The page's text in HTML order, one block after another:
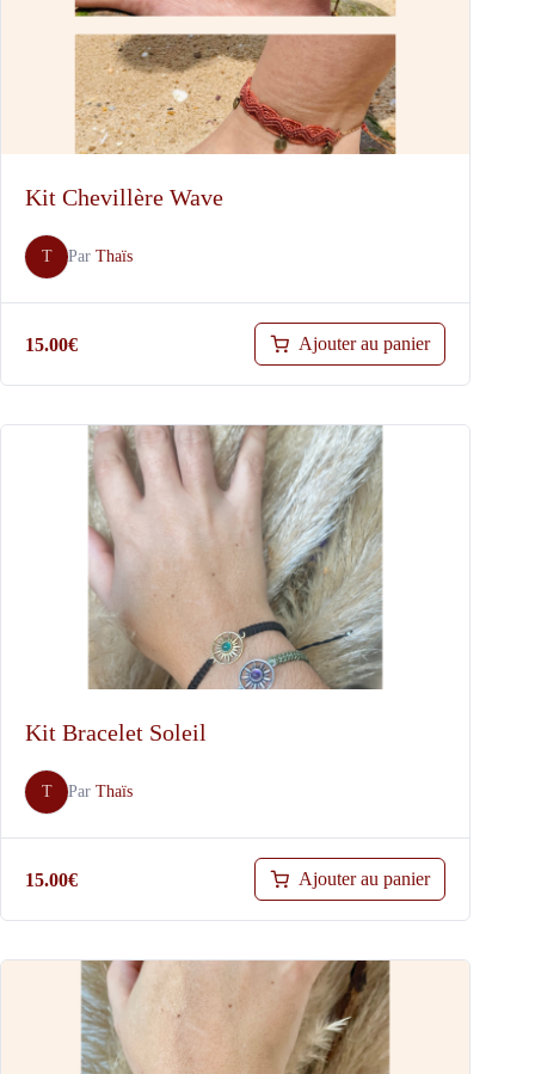
Kit Chevillère Wave
T Par Thaïs
15.00€ Ajouter au panier
Kit Bracelet Soleil
T Par Thaïs
15.00€ Ajouter au panier